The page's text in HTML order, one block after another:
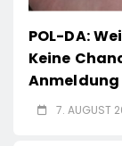
POL-DA:
Keine
7. AUGUST